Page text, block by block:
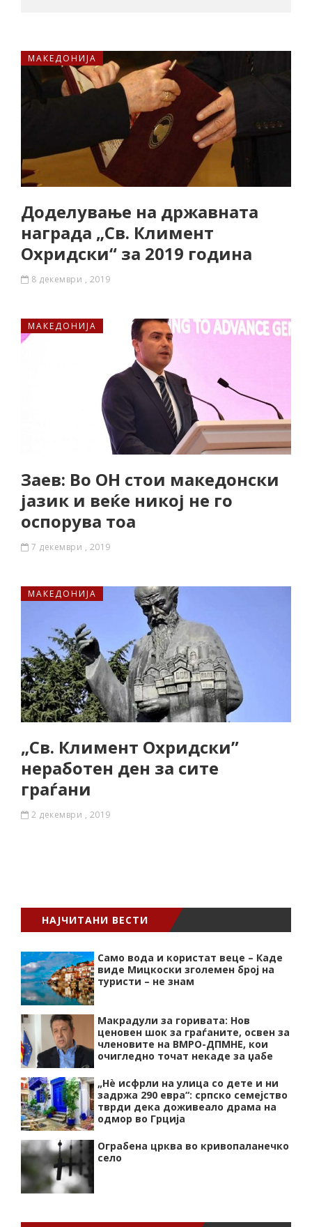
МАКЕДОНИЈА
Доделување на државната
награда „Св. Климент
Охридски“ за 2019 година
8 декември , 2019
МАКЕДОНИЈА
Заев: Во ОН стои македонски
јазик и веќе никој не го
оспорува тоа
7 декември , 2019
МАКЕДОНИЈА
„Св. Климент Охридски”
неработен ден за сите
граѓани
2 декември , 2019
НАЈЧИТАНИ ВЕСТИ
Само вода и користат веце – Каде
виде Мицкоски зголемен број на
туристи – не знам
Макрадули за горивата: Нов
ценовен шок за граѓаните, освен за
членовите на ВМРО-ДПМНЕ, кои
очигледно точат некаде за џабе
„Нѐ исфрли на улица со дете и ни
задржа 290 евра“: српско семејство
тврди дека доживеало драма на
одмор во Грција
Ограбена црква во кривопаланечко
село